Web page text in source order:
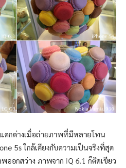
ตกต่างเมื่อถ่ายภาพที่มีหลายโทน
5s ใกล้เคียงกับความเป็นจริงที่สุด
ออกสว่าง ภาพจาก IQ 6.1 ก็ติดเขียว